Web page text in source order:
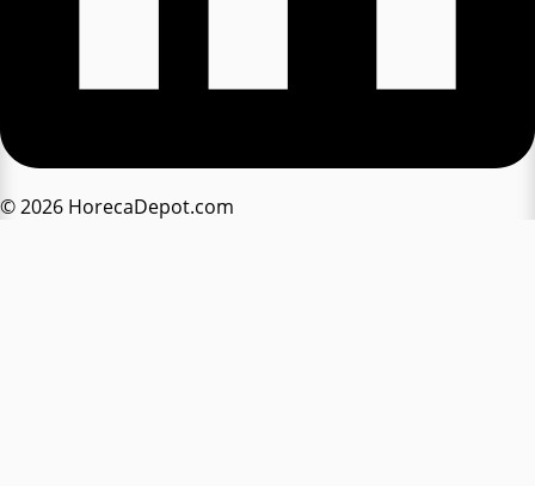
© 2026 HorecaDepot.com